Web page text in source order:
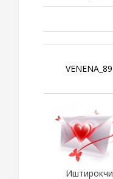
VENENA_89
Иштирокчи